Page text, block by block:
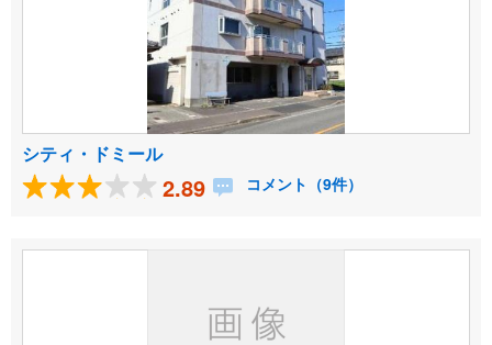
シティ・ドミール
2.89 コメント（9件）